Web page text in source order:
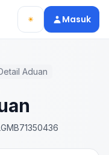
Masuk
Aduan